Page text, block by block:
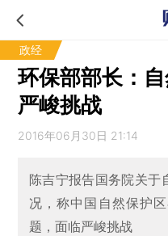
政经
环保部部长：
严峻挑战
2016年06月30日 21:14
陈吉宁报告国务院关于
况，称中国自然保护
题，面临严峻挑战